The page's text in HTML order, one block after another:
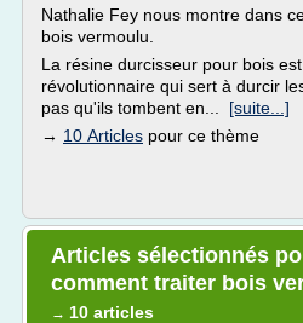
Nathalie Fey nous montre dans
bois vermoulu.
La résine durcisseur pour bois
révolutionnaire qui sert à durcir
pas qu'ils tombent en... [suite...]
→ 10 Articles pour ce thème
Articles sélectionnés
comment traiter bois
→ 10 articles